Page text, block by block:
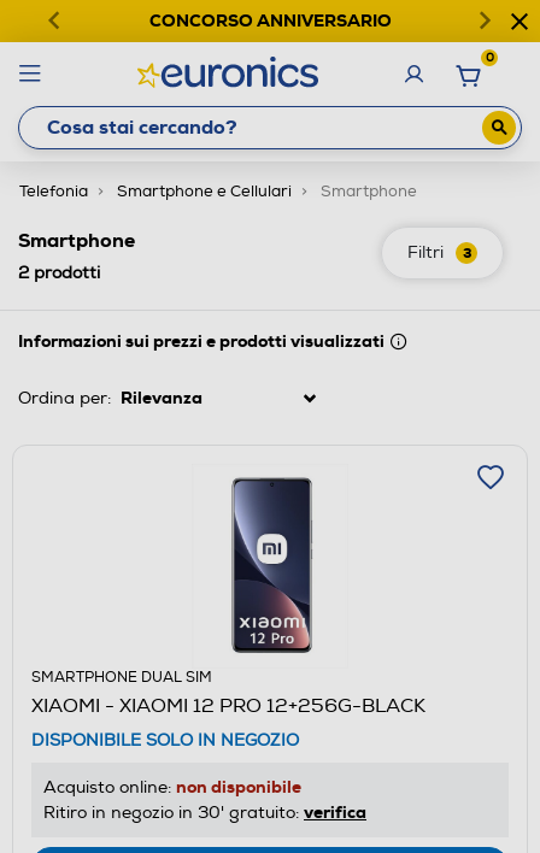
CONCORSO ANNIVERSARIO
0
Telefonia Smartphone e Cellulari Smartphone
Filtri 3
Smartphone
2prodotti
Informazioni sui prezzi e prodotti visualizzati
Ordina per:
SMARTPHONE DUAL SIM
XIAOMI - XIAOMI 12 PRO 12+256G-BLACK
DISPONIBILE SOLO IN NEGOZIO
Acquisto online: non disponibile
Ritiro in negozio in 30' gratuito: verifica